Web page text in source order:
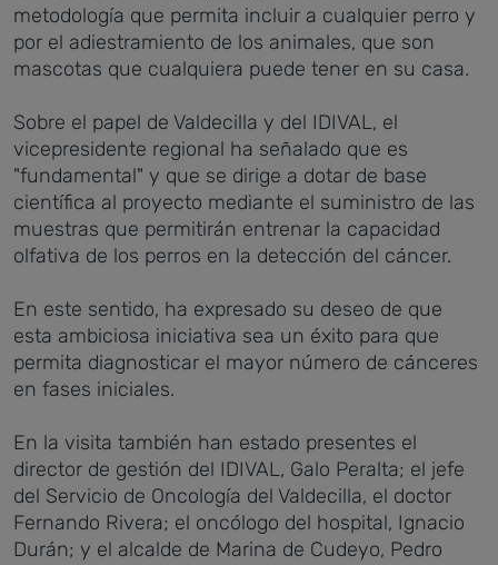
metodología que permita incluir a cualquier perro y
por el adiestramiento de los animales, que son
mascotas que cualquiera puede tener en su casa.
Sobre el papel de Valdecilla y del IDIVAL, el
vicepresidente regional ha señalado que es
"fundamental" y que se dirige a dotar de base
científica al proyecto mediante el suministro de las
muestras que permitirán entrenar la capacidad
olfativa de los perros en la detección del cáncer.
En este sentido, ha expresado su deseo de que
esta ambiciosa iniciativa sea un éxito para que
permita diagnosticar el mayor número de cánceres
en fases iniciales.
En la visita también han estado presentes el
director de gestión del IDIVAL, Galo Peralta; el jefe
del Servicio de Oncología del Valdecilla, el doctor
Fernando Rivera; el oncólogo del hospital, Ignacio
Durán; y el alcalde de Marina de Cudeyo, Pedro